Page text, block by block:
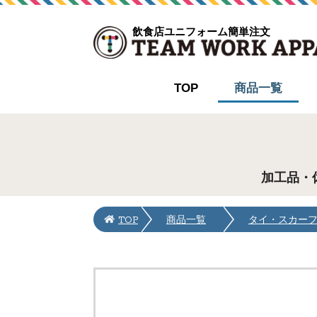
飲食店ユニフォーム簡単注文
TOP 商品一覧
加工品・
TOP 商品一覧 タイ・スカーフ